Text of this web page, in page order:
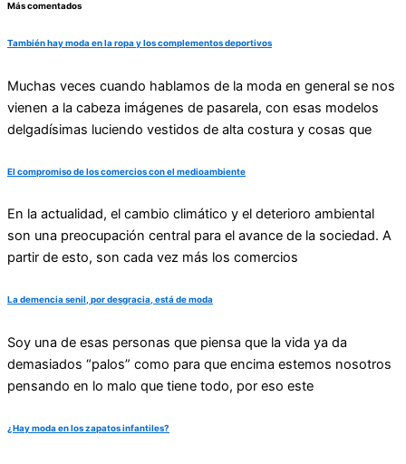
Más comentados
También hay moda en la ropa y los complementos deportivos
Muchas veces cuando hablamos de la moda en general se nos
vienen a la cabeza imágenes de pasarela, con esas modelos
delgadísimas luciendo vestidos de alta costura y cosas que
El compromiso de los comercios con el medioambiente
En la actualidad, el cambio climático y el deterioro ambiental
son una preocupación central para el avance de la sociedad. A
partir de esto, son cada vez más los comercios
La demencia senil, por desgracia, está de moda
Soy una de esas personas que piensa que la vida ya da
demasiados “palos” como para que encima estemos nosotros
pensando en lo malo que tiene todo, por eso este
¿Hay moda en los zapatos infantiles?